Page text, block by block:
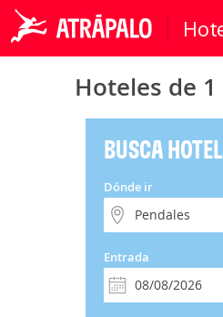
Hoteles de
BUSCA
Dónde ir
Entrada